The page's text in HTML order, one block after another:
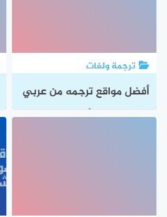
ترجمة ولغات
أفضل مواقع ترجمه من عربي
الى بنغالي وأهم مميزات كل